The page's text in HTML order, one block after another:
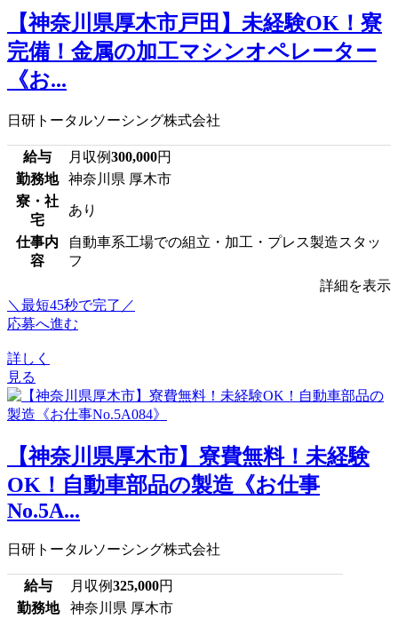
【神奈川県厚木市戸田】未経験OK！寮
完備！金属の加工マシンオペレーター
《お...
日研トータルソーシング株式会社
給与 月収例300,000円
勤務地
神奈川県 厚木市
寮・社
宅
あり
仕事内
容
自動車系工場での組立・加工・プレス製造スタッ
フ
詳細を表示
＼最短45秒で完了／
応募へ進む
詳しく
見る
【神奈川県厚木市】寮費無料！未経験
OK！自動車部品の製造《お仕事
No.5A...
日研トータルソーシング株式会社
給与 月収例325,000円
勤務地
神奈川県 厚木市